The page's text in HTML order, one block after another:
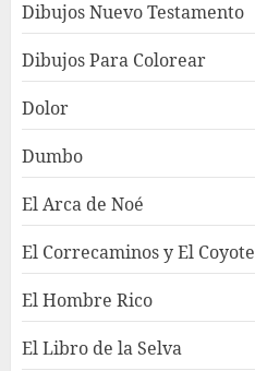
Dibujos Nuevo Testamento
Dibujos Para Colorear
Dolor
Dumbo
El Arca de Noé
El Correcaminos y El Coyote
El Hombre Rico
El Libro de la Selva